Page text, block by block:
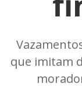
que imitam